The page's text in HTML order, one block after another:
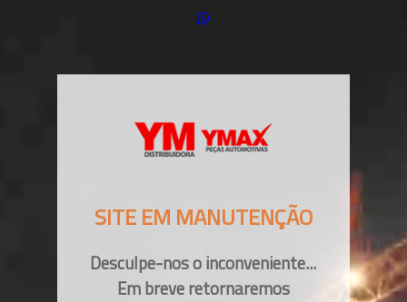
SITE EM MANUTENÇÃO
Desculpe-nos o inconveniente...
Em breve retornaremos